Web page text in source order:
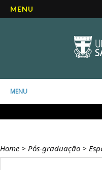
MENU
MENU
Home > Pós-graduação >